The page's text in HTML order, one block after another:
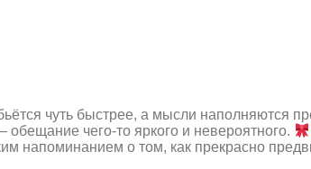
чуть быстрее, а мысли наполняются
чего-то яркого и невероятного.
напоминанием о том, как прекрасно